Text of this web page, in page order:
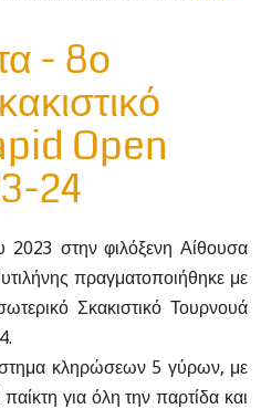
- 8ο
Open
24
2023 στην φιλόξενη Αίθουσα
πραγματοποιήθηκε με
Σκακιστικό Τουρνουά
κληρώσεων 5 γύρων, με
για όλη την παρτίδα και